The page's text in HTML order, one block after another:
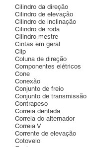
Cilindro da direção
Cilindro de elevação
Cilindro de inclinação
Cilindro de roda
Cilindro mestre
Cintas em geral
Clip
Coluna de direção
Componentes elétricos
Cone
Conexão
Conjunto de freio
Conjunto de transmissão
Contrapeso
Correia dentada
Correia do alternador
Correia V
Corrente de elevação
Cotovelo